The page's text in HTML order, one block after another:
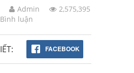
Admin
2,575,395
Bình luận
FACEBOOK